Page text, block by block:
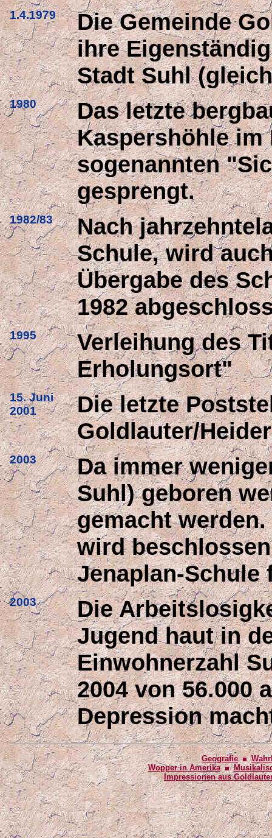
1.4.1979
Die Gemeinde
ihre
Stadt Suhl
1980
Das letzte
Kaspershöhle
sogenannten
gesprengt.
1982/83
Nach
Schule, wird
Übergabe des
1982
1995
Verleihung des
Erholungsort"
15. Juni
2001
Die letzte
Goldlauter/
2003
Da immer
Suhl) geboren
gemacht
wird
Jenaplan-Schule
2003
Die
Jugend haut in
Einwohnerzahl
2004 von 56.000
Depression
Geografie
Wopper in Amerika
Impressionen aus